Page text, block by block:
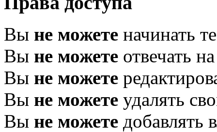
Вы не можете начинать
Вы не можете отвечать
Вы не можете
Вы не можете удалять
Вы не можете добавлять